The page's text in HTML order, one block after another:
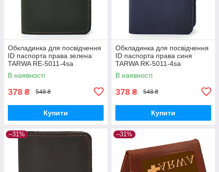
Обкладинка для посвідчення
ID паспорта права зелена
TARWA RE-5011-4sa
В наявності
378 ₴ 548 ₴
Купити
Обкладинка для посвідчення
ID паспорта права синя
TARWA RK-5011-4sa
В наявності
378 ₴ 548 ₴
Купити
–31% –31%